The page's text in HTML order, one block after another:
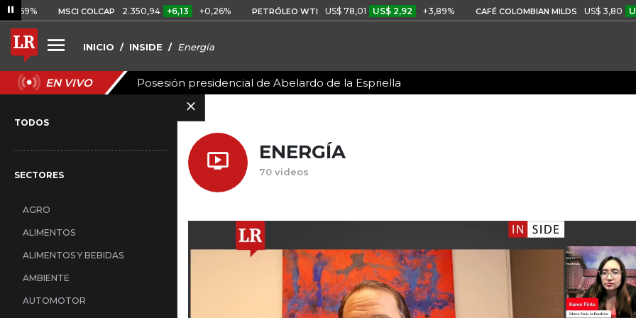
MSCI COLCAP 2.350,94 +6,13 +0,26% PETRÓLEO WTI US$ 78,01 US$ 2,92 +3,89% CAFÉ COLOMBIAN MILDS US$ 3,80 US$
INICIO INSIDE Energía
EN VIVO Posesión presidencial de Abelardo de la Espriella
TODOS
SECTORES
AGRO
ALIMENTOS
ALIMENTOS Y BEBIDAS
AMBIENTE
AUTOMOTOR
ENERGÍA
70 videos